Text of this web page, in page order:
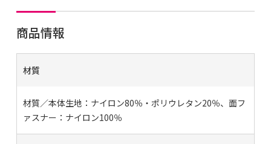
商品情報
材質
材質／本体生地：ナイロン80％・ポリウレタン20％、面フ
ァスナー：ナイロン100％